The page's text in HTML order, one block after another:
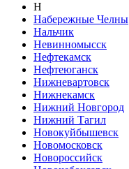
Н
Набережные Челны
Нальчик
Невинномысск
Нефтекамск
Нефтеюганск
Нижневартовск
Нижнекамск
Нижний Новгород
Нижний Тагил
Новокуйбышевск
Новомосковск
Новороссийск